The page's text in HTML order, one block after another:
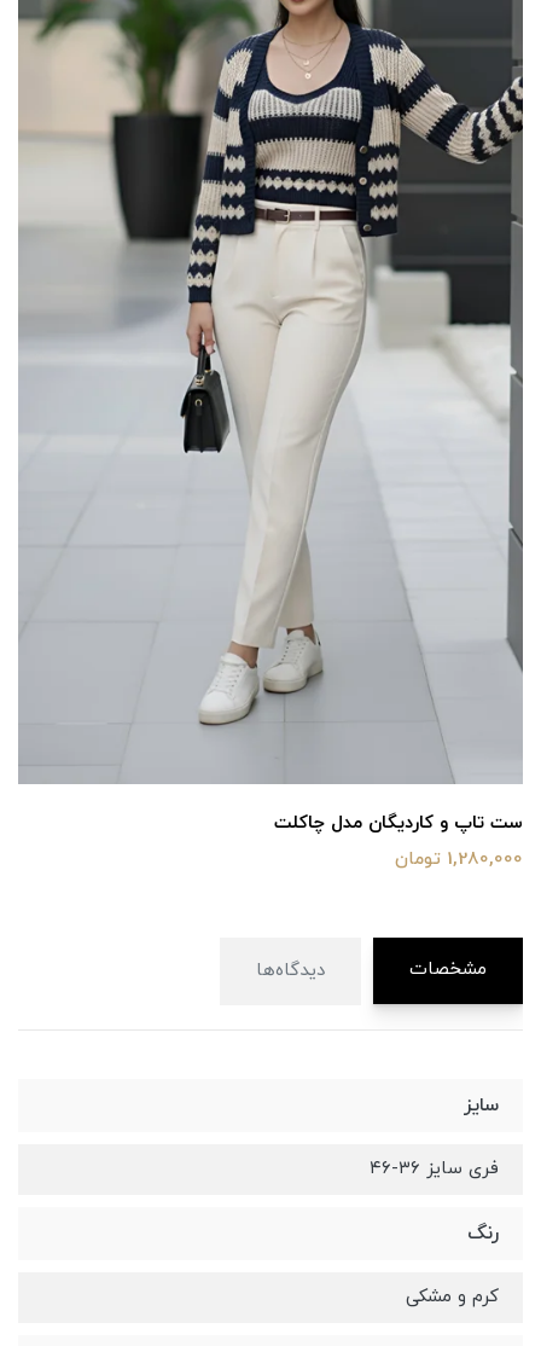
ست تاپ و کاردیگان مدل چاکلت
1,280,000 تومان
مشخصات دیدگاه‌ها
سایز
فری سایز ۳۶-۴۶
رنگ
کرم و مشکی